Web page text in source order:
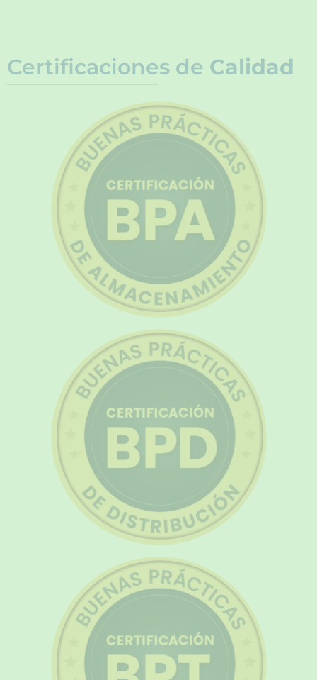
Certificaciones de Calidad